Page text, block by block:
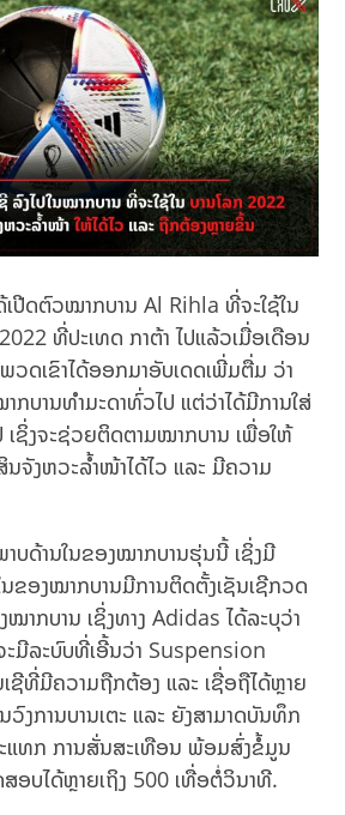
ປີດຕົວໝາກບານ Al Rihla ທີ່ຈະໃຊ້ໃນ
ທີ່ປະເທດ ກາຕ້າ ໄປແລ້ວເມື່ອເດືອນ
ດເຂົາໄດ້ອອກມາອັບເດດເພີ່ມຕື່ມ ວ່າ
ບານທຳມະດາທົ່ວໄປ ແຕ່ວ່າໄດ້ມີການໃສ່
ເຊິ່ງຈະຊ່ວຍຕິດຕາມໝາກບານ ເພື່ອໃຫ້
ຈັງຫວະລໍ້າໜ້າໄດ້ໄວ ແລະ ມີຄວາມ
ບດ້ານໃນຂອງໝາກບານຮຸ່ນນີ້ ເຊິ່ງມີ
ຂອງໝາກບານມີການຕິດຕັ້ງເຊັນເຊີກວດ
າກບານ ເຊິ່ງທາງ Adidas ໄດ້ລະບຸວ່າ
ະມີລະບົບທີ່ເອີ້ນວ່າ Suspension
ເຊີທີ່ມີຄວາມຖືກຕ້ອງ ແລະ ເຊື່ອຖືໄດ້ຫຼາຍ
ວົງການບານເຕະ ແລະ ຍັງສາມາດບັນທຶກ
ແທກ ການສັ່ນສະເທືອນ ພ້ອມສົ່ງຂໍ້ມູນ
ບໄດ້ຫຼາຍເຖິງ 500 ເທື່ອຕໍ່ວິນາທີ.